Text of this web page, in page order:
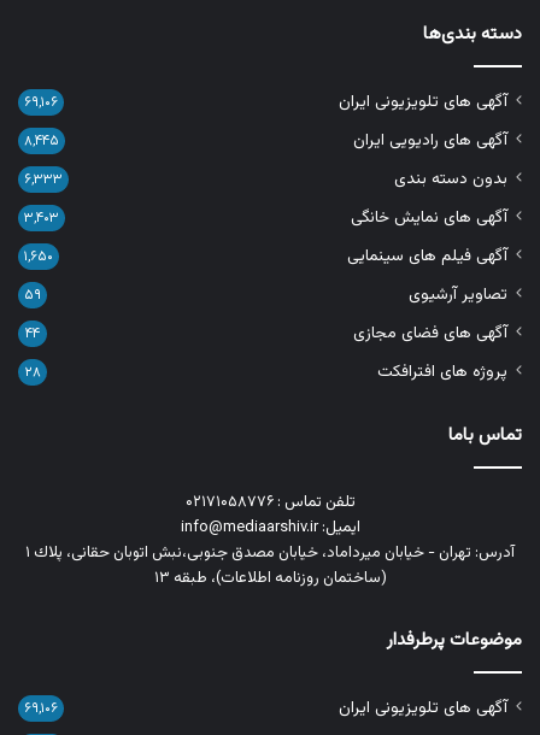
دسته بندی‌ها
آگهی های تلویزیونی ایران ۶۹,۱۰۶
آگهی های رادیویی ایران ۸,۴۴۵
بدون دسته بندی ۶,۳۳۳
آگهی های نمایش خانگی ۳,۴۰۳
آگهی فیلم های سینمایی ۱,۶۵۰
تصاویر آرشیوی ۵۹
آگهی های فضای مجازی ۴۴
پروژه های افترافکت ۲۸
تماس باما
تلفن تماس : ۰۲۱۷۱۰۵۸۷۷۶
ایمیل: info@mediaarshiv.ir
آدرس: تهران - خیابان میرداماد، خیابان مصدق جنوبی،نبش اتوبان حقانی، پلاك ١
(ساختمان روزنامه اطلاعات)، طبقه ۱۳
موضوعات پرطرفدار
آگهی های تلویزیونی ایران ۶۹,۱۰۶